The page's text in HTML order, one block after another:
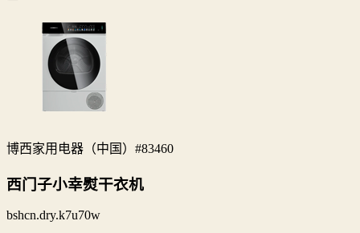
博西家用电器（中国） #83460
西门子小幸熨干衣机
bshcn.dry.k7u70w